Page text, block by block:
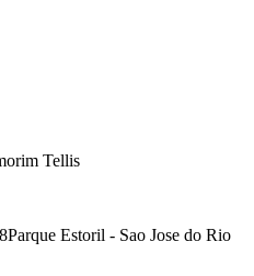
Tellis
Parque Estoril - Sao Jose do Rio